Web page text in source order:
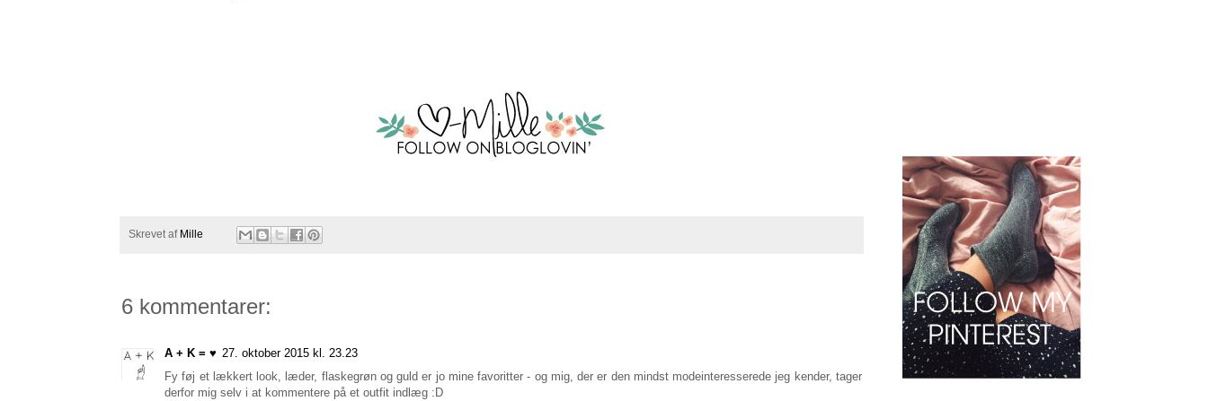
Skrevet af Mille
6 kommentarer:
A + K = ♥ 27. oktober 2015 kl. 23.23
Fy føj et lækkert look, læder, flaskegrøn og guld er jo mine favoritter - og mig, der er den mindst modeinteresserede jeg kender, tager
derfor mig selv i at kommentere på et outfit indlæg :D